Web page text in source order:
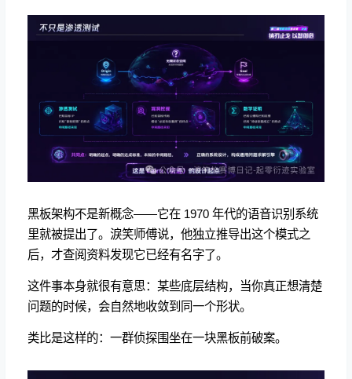
黑板架构不是新概念——它在 1970 年代的语音识别系统
里就被提出了。淚笑师傅说，他独立推导出这个模式之
后，才查阅资料发现它已经有名字了。
这件事本身就很有意思：某些底层结构，当你真正想清楚
问题的时候，会自然地收敛到同一个形状。
类比是这样的：一群侦探围坐在一块黑板前破案。